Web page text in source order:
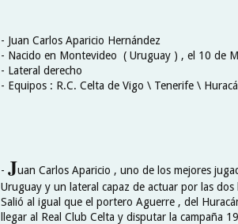
- Juan Carlos Aparicio Hernández
- Nacido en Montevideo ( Uruguay ) , el 10 de
- Lateral derecho
- Equipos : R.C. Celta de Vigo \ Tenerife \
- Juan Carlos Aparicio , uno de los mejores
Uruguay y un lateral capaz de actuar por las
Salió al igual que el portero Aguerre , del
llegar al Real Club Celta y disputar la campaña